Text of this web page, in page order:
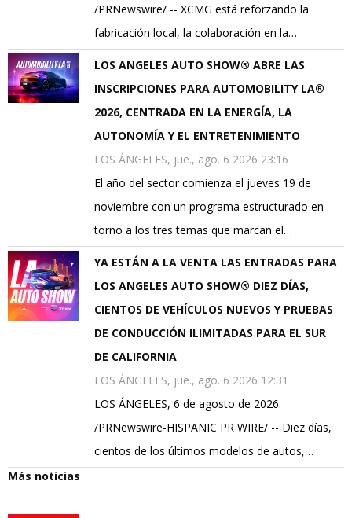
/PRNewswire/ -- XCMG está reforzando la
fabricación local, la colaboración en la…
LOS ANGELES AUTO SHOW® ABRE LAS
INSCRIPCIONES PARA AUTOMOBILITY LA®
2026, CENTRADA EN LA ENERGÍA, LA
AUTONOMÍA Y EL ENTRETENIMIENTO
LOS ÁNGELES, jue., ago. 6 2026 23:16
El año del sector comienza el jueves 19 de
noviembre con un programa estructurado en
torno a los tres temas que marcan el…
YA ESTÁN A LA VENTA LAS ENTRADAS PARA
LOS ANGELES AUTO SHOW® DIEZ DÍAS,
CIENTOS DE VEHÍCULOS NUEVOS Y PRUEBAS
DE CONDUCCIÓN ILIMITADAS PARA EL SUR
DE CALIFORNIA
LOS ÁNGELES, jue., ago. 6 2026 12:31
LOS ÁNGELES, 6 de agosto de 2026
/PRNewswire-HISPANIC PR WIRE/ -- Diez días,
cientos de los últimos modelos de autos,…
Más noticias